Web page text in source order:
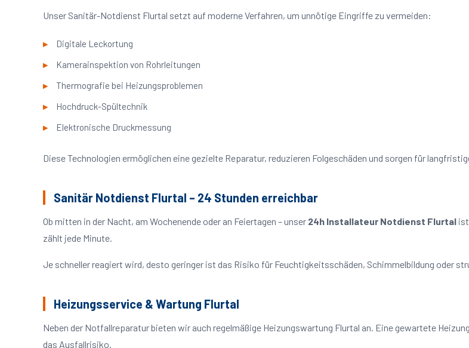
Unser Sanitär-Notdienst Flurtal setzt auf moderne Verfahren, um unnötige Eingriffe zu vermeiden:
Digitale Leckortung
Kamerainspektion von Rohrleitungen
Thermografie bei Heizungsproblemen
Hochdruck-Spültechnik
Elektronische Druckmessung
Diese Technologien ermöglichen eine gezielte Reparatur, reduzieren Folgeschäden und sorgen für
Sanitär Notdienst Flurtal – 24 Stunden erreichbar
Ob mitten in der Nacht, am Wochenende oder an Feiertagen – unser 24h Installateur Notdienst Flurtal
zählt jede Minute.
Je schneller reagiert wird, desto geringer ist das Risiko für Feuchtigkeitsschäden, Schimmelbildung oder
Heizungsservice & Wartung Flurtal
Neben der Notfallreparatur bieten wir auch regelmäßige Heizungswartung Flurtal an. Eine gewartete
das Ausfallrisiko.